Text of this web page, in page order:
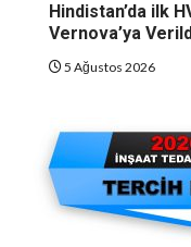
Hindistan’da ilk
Vernova’ya
5 Ağustos 2026